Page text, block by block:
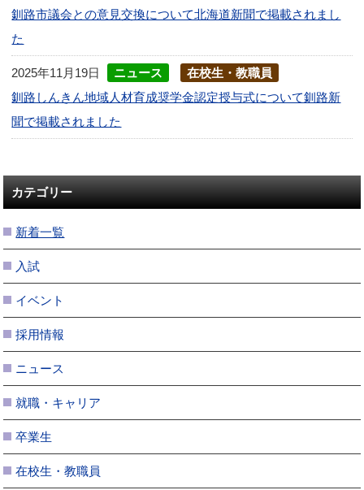
釧路市議会との意見交換について北海道新聞で掲載されまし
た
2025年11月19日 ニュース
在校生・教職員
釧路しんきん地域人材育成奨学金認定授与式について釧路新
聞で掲載されました
カテゴリー
新着一覧
入試
イベント
採用情報
ニュース
就職・キャリア
卒業生
在校生・教職員